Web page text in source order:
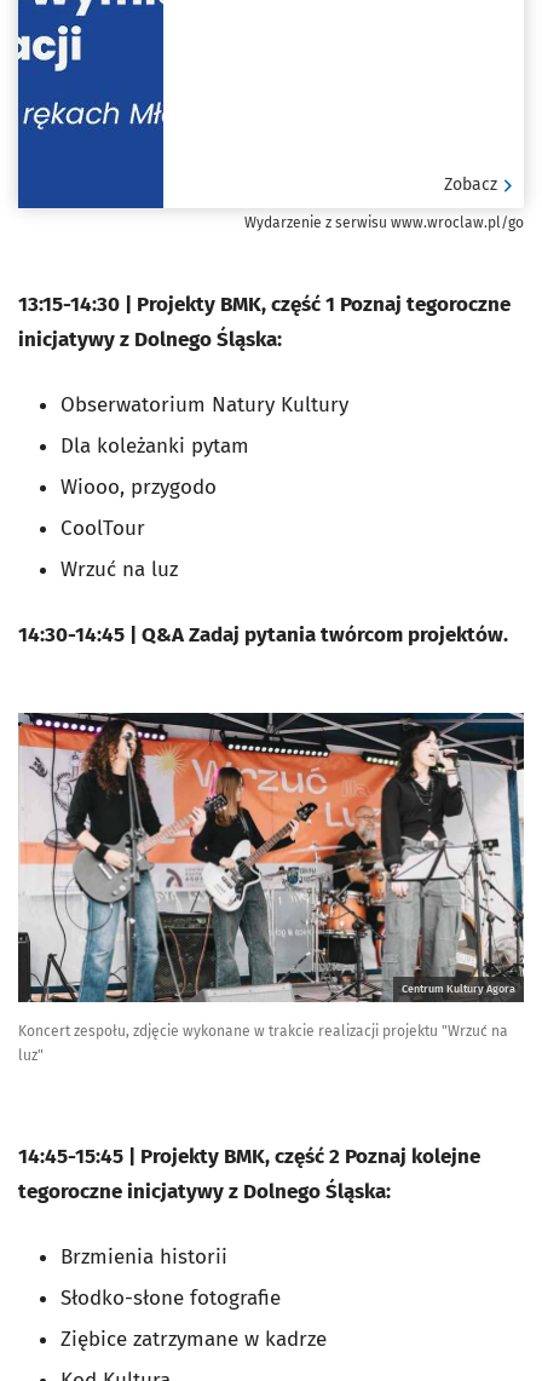
Zobacz
Wydarzenie z serwisu www.wroclaw.pl/go
13:15-14:30 | Projekty BMK, część 1 Poznaj tegoroczne
inicjatywy z Dolnego Śląska:
Obserwatorium Natury Kultury
Dla koleżanki pytam
Wiooo, przygodo
CoolTour
Wrzuć na luz
14:30-14:45 | Q&A Zadaj pytania twórcom projektów.
Centrum Kultury Agora
Koncert zespołu, zdjęcie wykonane w trakcie realizacji projektu "Wrzuć na
luz"
14:45-15:45 | Projekty BMK, część 2 Poznaj kolejne
tegoroczne inicjatywy z Dolnego Śląska:
Brzmienia historii
Słodko-słone fotografie
Ziębice zatrzymane w kadrze